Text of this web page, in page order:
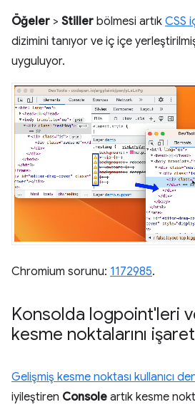
Öğeler > Stiller bölmesi artık CSS
dizimini tanıyor ve iç içe
uyguluyor.
Chromium sorunu: 1172985.
Konsolda logpoint'leri
kesme noktalarını
Gelişmiş kesme noktası kullanıcı
iyileştiren Console artık kesme